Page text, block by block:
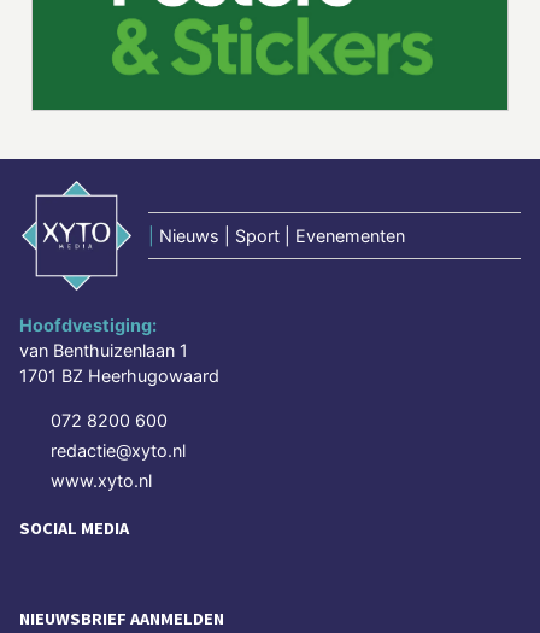
Nieuws | Sport | Evenementen
Hoofdvestiging:
van Benthuizenlaan 1
1701 BZ Heerhugowaard
072 8200 600
redactie@xyto.nl
www.xyto.nl
SOCIAL MEDIA
NIEUWSBRIEF AANMELDEN